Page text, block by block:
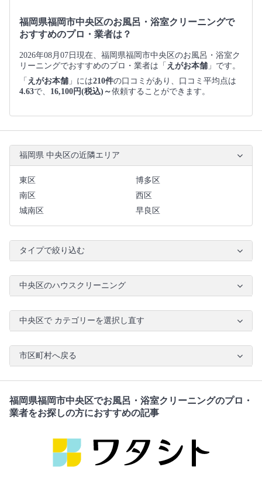
福岡県福岡市中央区のお風呂・浴室クリーニングで
おすすめのプロ・業者は？
2026年08月07日現在、福岡県福岡市中央区のお風呂・浴室ク
リーニングでおすすめのプロ・業者は「 えがお本舗 」です。
「 えがお本舗 」には210件の口コミがあり、口コミ平均点は
4.63で、 16,100円(税込)～依頼することができます。
福岡県 中央区の近隣エリア
東区
博多区
南区
西区
城南区
早良区
タイプで絞り込む
中央区のハウスクリーニング
中央区で カテゴリーを選択し直す
市区町村へ戻る
福岡県福岡市中央区でお風呂・浴室クリーニングのプロ・
業者をお探しの方におすすめの記事